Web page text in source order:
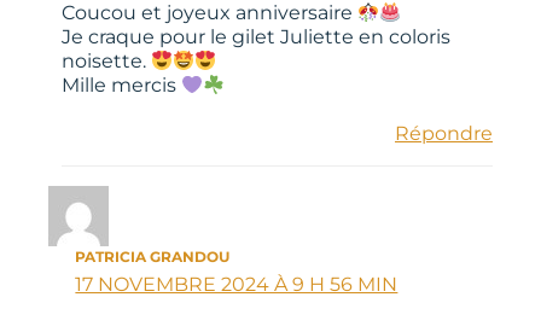
Coucou et joyeux anniversaire
Je craque pour le gilet Juliette en coloris
noisette.
Mille mercis
Répondre
PATRICIA GRANDOU
17 NOVEMBRE 2024 À 9 H 56 MIN